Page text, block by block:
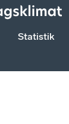
Statistik